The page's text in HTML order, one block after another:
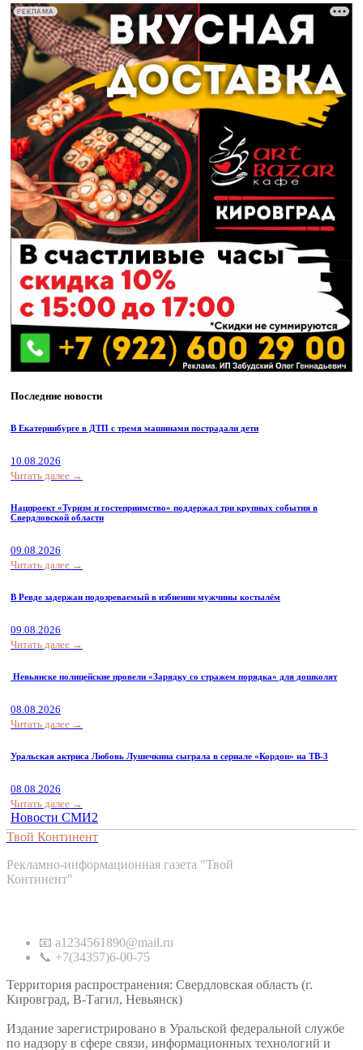
РЕКЛАМА
Последние новости
В Екатеринбурге в ДТП с тремя машинами пострадали дети
10.08.2026
Читать далее →
Нацпроект «Туризм и гостеприимство» поддержал три крупных события в
Свердловской области
09.08.2026
Читать далее →
В Ревде задержан подозреваемый в избиении мужчины костылём
09.08.2026
Читать далее →
Невьянске полицейские провели «Зарядку со стражем порядка» для дошколят
08.08.2026
Читать далее →
Уральская актриса Любовь Лушечкина сыграла в сериале «Кордон» на ТВ-3
08.08.2026
Читать далее →
Новости СМИ2
Твой Континент
Рекламно-информационная газета "Твой
Континент"
📧 a1234561890@mail.ru
📞 +7(34357)6-00-75
Территория распространения: Свердловская область (г.
Кировград, В-Тагил, Невьянск)
Издание зарегистрировано в Уральской федеральной службе
по надзору в сфере связи, информационных технологий и